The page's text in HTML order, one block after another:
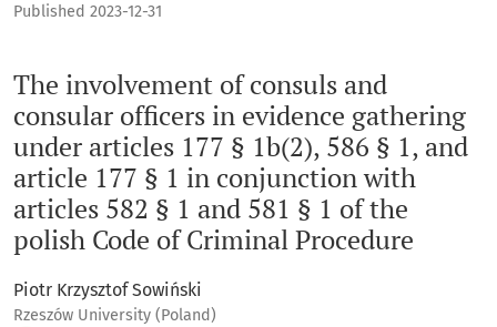
The involvement of consuls and
consular officers in evidence gathering
under articles 177 § 1b(2), 586 § 1, and
article 177 § 1 in conjunction with
articles 582 § 1 and 581 § 1 of the
polish Code of Criminal Procedure
Published 2023-12-31
Piotr Krzysztof Sowiński
Rzeszów University (Poland)